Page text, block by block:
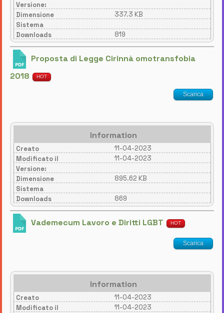
Versione:
Dimensione
337.3 KB
Sistema
Downloads
819
Proposta di Legge Cirinnà omotransfobia
2018
HOT
Scarica
Information
Creato
11-04-2023
Modificato il
11-04-2023
Versione:
Dimensione
895.62 KB
Sistema
Downloads
869
Vademecum Lavoro e Diritti LGBT HOT
Scarica
Information
Creato
11-04-2023
Modificato il
11-04-2023